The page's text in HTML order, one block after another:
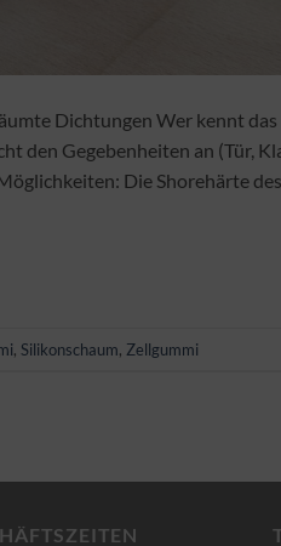
Dichtungen Wer kennt
den Gegebenheiten an (Tür,
Die Shorehärte
, Silikonschaum, Zellgummi